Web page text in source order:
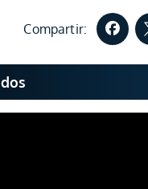
Compartir: